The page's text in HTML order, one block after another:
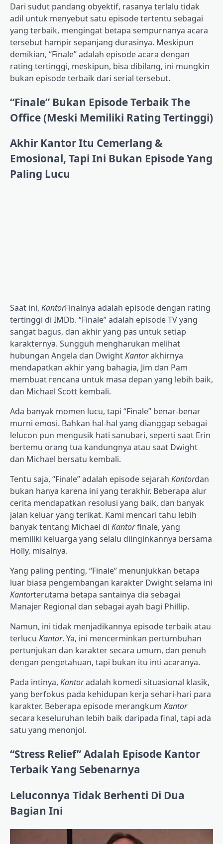
Dari sudut pandang obyektif, rasanya terlalu tidak
adil untuk menyebut satu episode tertentu sebagai
yang terbaik, mengingat betapa sempurnanya acara
tersebut hampir sepanjang durasinya. Meskipun
demikian, “Finale” adalah episode acara dengan
rating tertinggi, meskipun, bisa dibilang, ini mungkin
bukan episode terbaik dari serial tersebut.
“Finale” Bukan Episode Terbaik The
Office (Meski Memiliki Rating Tertinggi)
Akhir Kantor Itu Cemerlang &
Emosional, Tapi Ini Bukan Episode Yang
Paling Lucu
Saat ini, KantorFinalnya adalah episode dengan rating
tertinggi di IMDb. “Finale” adalah episode TV yang
sangat bagus, dan akhir yang pas untuk setiap
karakternya. Sungguh mengharukan melihat
hubungan Angela dan DwightKantorakhirnya
mendapatkan akhir yang bahagia, Jim dan Pam
membuat rencana untuk masa depan yang lebih baik,
dan Michael Scott kembali.
Ada banyak momen lucu, tapi “Finale” benar-benar
murni emosi. Bahkan hal-hal yang dianggap sebagai
lelucon pun mengusik hati sanubari, seperti saat Erin
bertemu orang tua kandungnya atau saat Dwight
dan Michael bersatu kembali.
Tentu saja, “Finale” adalah episode sejarah Kantordan
bukan hanya karena ini yang terakhir. Beberapa alur
cerita mendapatkan resolusi yang baik, dan banyak
jalan keluar yang terikat. Kami mencari tahu lebih
banyak tentang Michael di Kantorfinale, yang
memiliki keluarga yang selalu diinginkannya bersama
Holly, misalnya.
Yang paling penting, “Finale” menunjukkan betapa
luar biasa pengembangan karakter Dwight selama ini
Kantorterutama betapa santainya dia sebagai
Manajer Regional dan sebagai ayah bagi Phillip.
Namun, ini tidak menjadikannya episode terbaik atau
terlucu Kantor. Ya, ini mencerminkan pertumbuhan
pertunjukan dan karakter secara umum, dan penuh
dengan pengetahuan, tapi bukan itu inti acaranya.
Pada intinya, Kantoradalah komedi situasional klasik,
yang berfokus pada kehidupan kerja sehari-hari para
karakter. Beberapa episode merangkum Kantor
secara keseluruhan lebih baik daripada final, tapi ada
satu yang menonjol.
“Stress Relief” Adalah Episode Kantor
Terbaik Yang Sebenarnya
Leluconnya Tidak Berhenti Di Dua
Bagian Ini